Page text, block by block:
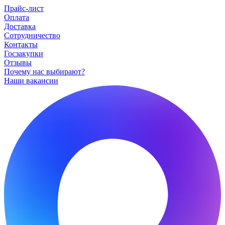
Прайс-лист
Оплата
Доставка
Сотрудничество
Контакты
Госзакупки
Отзывы
Почему нас выбирают?
Наши вакансии